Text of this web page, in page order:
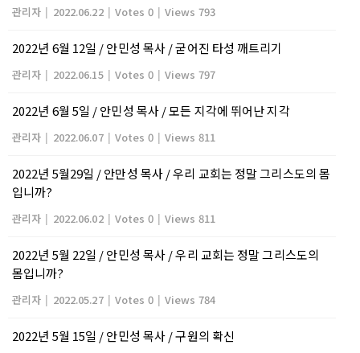
관리자 | 2022.06.22 | Votes 0 | Views 793
2022년 6월 12일 / 안민성 목사 / 굳어진 타성 깨트리기
관리자 | 2022.06.15 | Votes 0 | Views 797
2022년 6월 5일 / 안민성 목사 / 모든 지각에 뛰어난 지각
관리자 | 2022.06.07 | Votes 0 | Views 811
2022년 5월29일 / 안만성 목사 / 우리 교회는 정말 그리스도의 몸
입니까?
관리자 | 2022.06.02 | Votes 0 | Views 811
2022년 5월 22일 / 안민성 목사 / 우리 교회는 정말 그리스도의
몸입니까?
관리자 | 2022.05.27 | Votes 0 | Views 784
2022년 5월 15일 / 안민성 목사 / 구원의 확신